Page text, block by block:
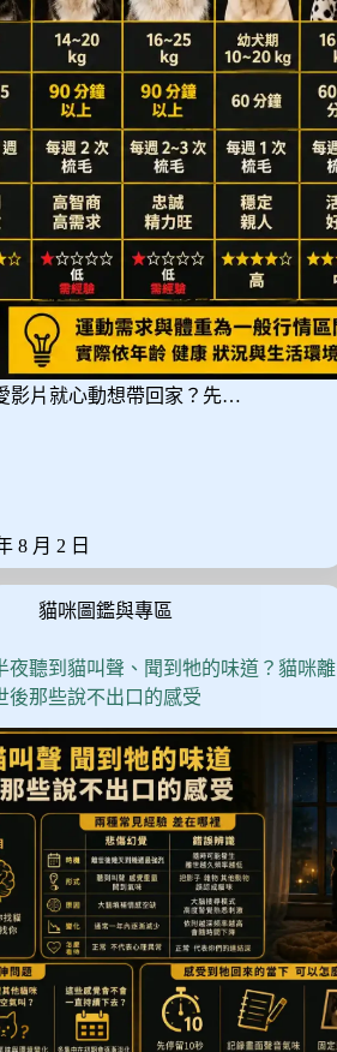
物
狗
狗
商
品
影片就心動想帶回家？先…
8 月 2 日
貓咪圖鑑與專區
夜聽到貓叫聲、聞到牠的味道？貓咪離
後那些說不出口的感受